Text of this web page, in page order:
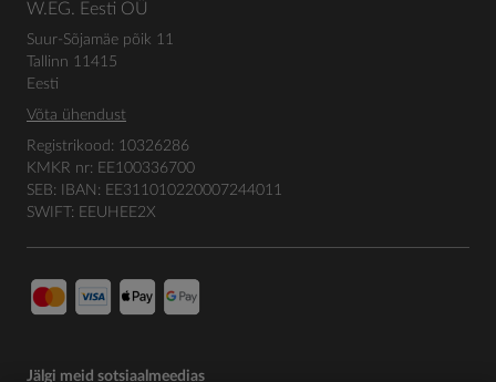
W.EG. Eesti OÜ
Suur-Sõjamäe põik 11
Tallinn 11415
Eesti
Võta ühendust
Registrikood: 10326286
KMKR nr: EE100336700
SEB: IBAN: EE311010220007244011
SWIFT: EEUHEE2X
Jälgi meid sotsiaalmeedias